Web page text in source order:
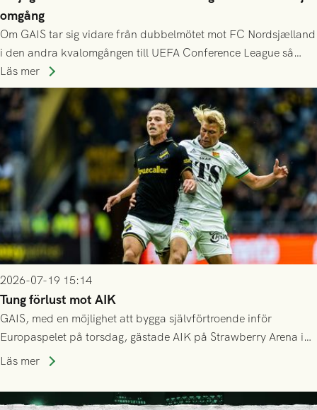
omgång
Om GAIS tar sig vidare från dubbelmötet mot FC Nordsjælland
i den andra kvalomgången till UEFA Conference League så
spelas den tredje kvalomgången kort därpå. Motståndare blir
då vinnaren i mötet mellan isländska Valur och HŠK Zrinjski
Mostar från Bosnien och Hercegovina.
Läs mer
2026-07-19 15:14
Tung förlust mot AIK
GAIS, med en möjlighet att bygga självförtroende inför
Europaspelet på torsdag, gästade AIK på Strawberry Arena i
Stockholm . Men trots konstant hotande i första halvlek av
lyckades få in 2-0.
Läs mer